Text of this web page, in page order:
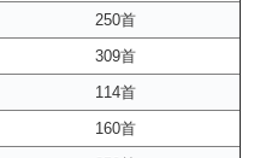
250首
309首
114首
160首